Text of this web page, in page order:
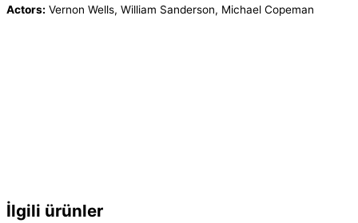
Actors: Vernon Wells, William Sanderson, Michael Copeman
İlgili ürünler